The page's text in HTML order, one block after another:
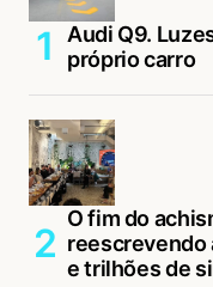
Audi Q9.
próprio carro
O fim do
reescrevendo
e trilhões de